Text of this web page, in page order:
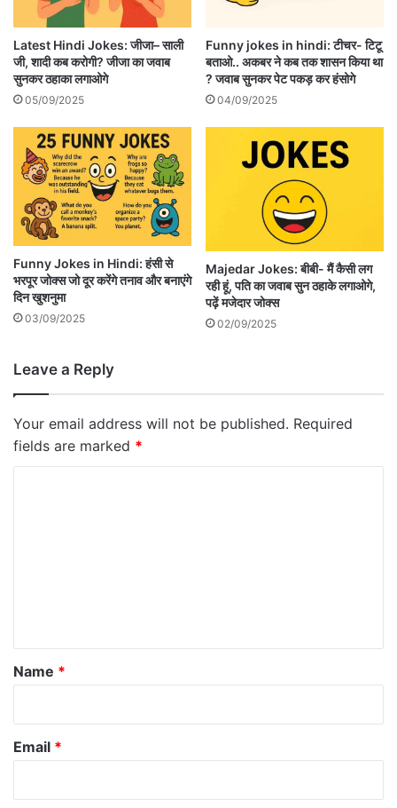
Latest Hindi Jokes: जीजा– साली
जी, शादी कब करोगी? जीजा का जवाब
सुनकर ठहाका लगाओगे
05/09/2025
Funny jokes in hindi: टीचर- टिटू
बताओ.. अकबर ने कब तक शासन किया था
? जवाब सुनकर पेट पकड़ कर हंसोगे
04/09/2025
Funny Jokes in Hindi: हंसी से
भरपूर जोक्स जो दूर करेंगे तनाव और बनाएंगे
दिन खुशनुमा
03/09/2025
Majedar Jokes: बीबी- मैं कैसी लग
रही हूं, पति का जवाब सुन ठहाके लगाओगे,
पढ़ें मजेदार जोक्स
02/09/2025
Leave a Reply
Your email address will not be published. Required
fields are marked *
*
Name *
Email *